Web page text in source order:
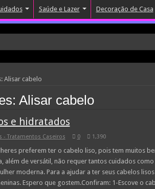
Saúde e Lazer Decoração de Casa
Alisar cabelo
Alisar cabelo
e hidratados
- Tratamentos Caseiros 0 1,390
preferem ter o cabelo liso, pois tem muitos
além de versátil, não requer tantos cuidados
moderna. Para a ajudar a ter seus cabelos
Espero que gostem.Confiram: 1-Escove o